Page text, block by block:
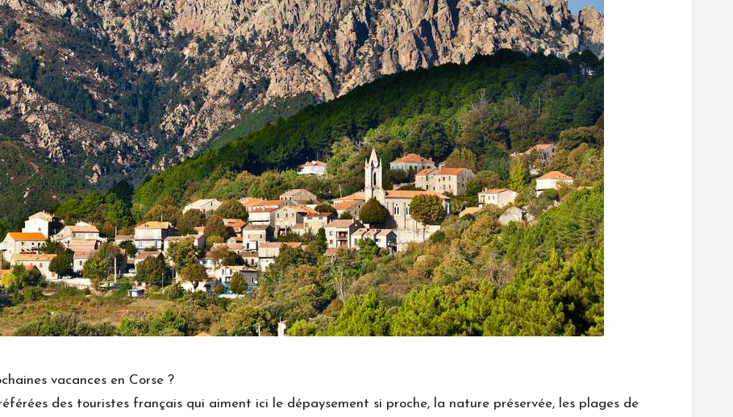
vacances en Corse ?
des touristes français qui aiment ici le dépaysement si proche, la nature préservée, les plages de